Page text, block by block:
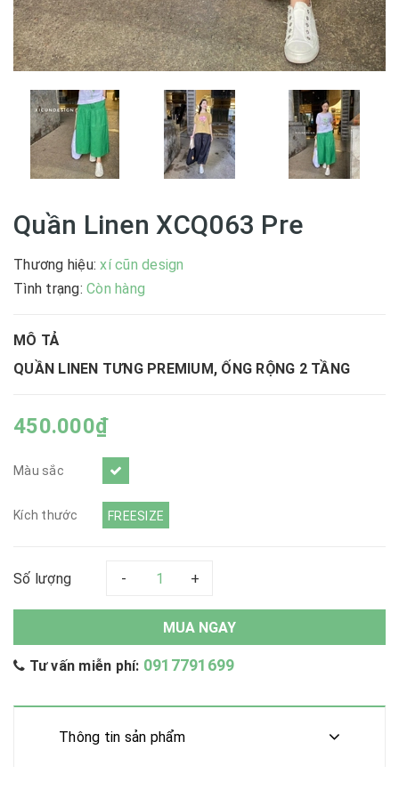
Quần Linen XCQ063 Pre
Thương hiệu:xí cũn design
|
Tình trạng: Còn hàng
MÔ TẢ
QUẦN LINEN TƯNG PREMIUM, ỐNG RỘNG 2 TẦNG
450.000₫
Màu sắc
Kích thước FREESIZE
Số lượng +
-
MUA NGAY
Tư vấn miễn phí: 0917791699
Thông tin sản phẩm